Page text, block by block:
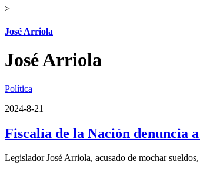
>
José Arriola
José Arriola
Política
2024-8-21
Fiscalía de la Nación denuncia
Legislador José Arriola, acusado de mochar